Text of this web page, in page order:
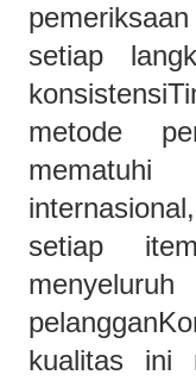
setiap
metode
setiap
kualitas ini